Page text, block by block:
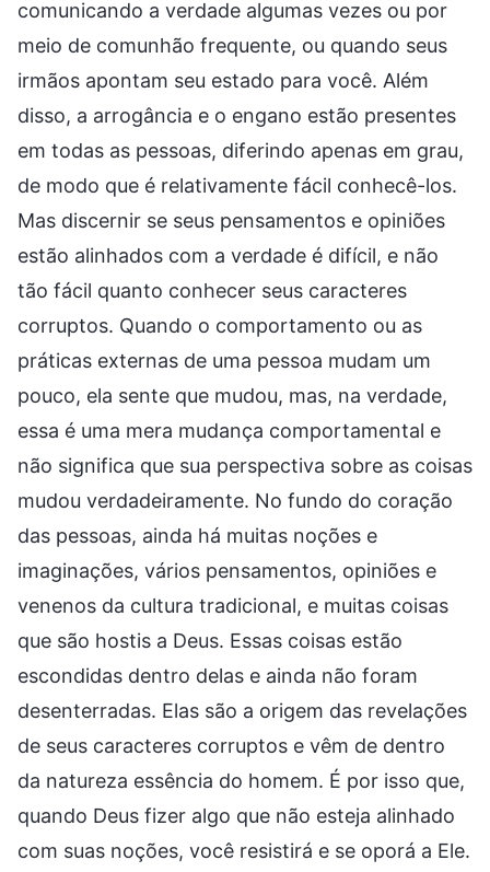
comunicando a verdade algumas vezes ou por
meio de comunhão frequente, ou quando seus
irmãos apontam seu estado para você. Além
disso, a arrogância e o engano estão presentes
em todas as pessoas, diferindo apenas em grau,
de modo que é relativamente fácil conhecê-los.
Mas discernir se seus pensamentos e opiniões
estão alinhados com a verdade é difícil, e não
tão fácil quanto conhecer seus caracteres
corruptos. Quando o comportamento ou as
práticas externas de uma pessoa mudam um
pouco, ela sente que mudou, mas, na verdade,
essa é uma mera mudança comportamental e
não significa que sua perspectiva sobre as coisas
mudou verdadeiramente. No fundo do coração
das pessoas, ainda há muitas noções e
imaginações, vários pensamentos, opiniões e
venenos da cultura tradicional, e muitas coisas
que são hostis a Deus. Essas coisas estão
escondidas dentro delas e ainda não foram
desenterradas. Elas são a origem das revelações
de seus caracteres corruptos e vêm de dentro
da natureza essência do homem. É por isso que,
quando Deus fizer algo que não esteja alinhado
com suas noções, você resistirá e se oporá a Ele.